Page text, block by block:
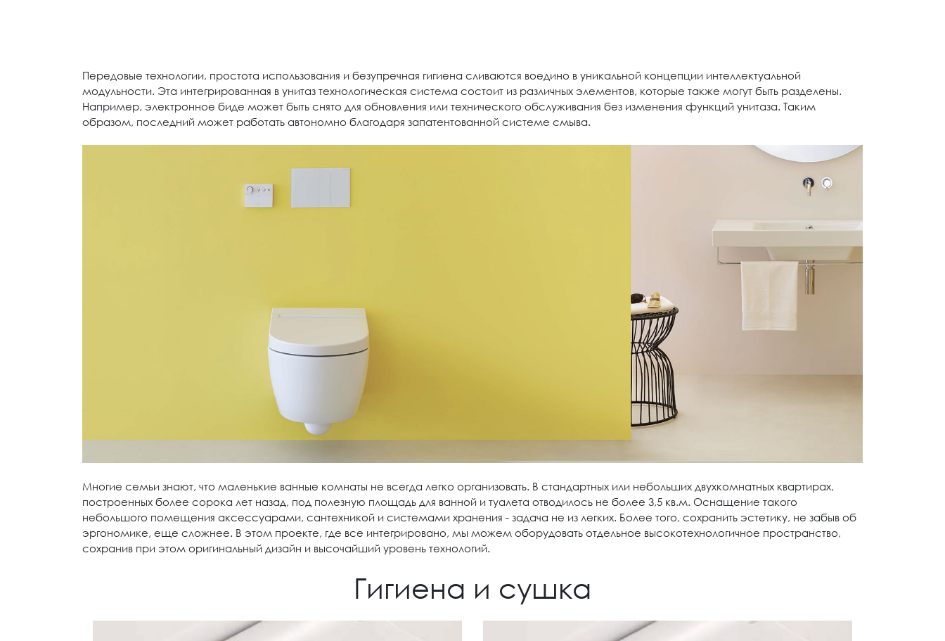
Передовые технологии, простота использования и безупречная гигиена сливаются воедино в уникальной концепции интеллектуальной
модульности. Эта интегрированная в унитаз технологическая система состоит из различных элементов, которые также могут быть разделены.
Например, электронное биде может быть снято для обновления или технического обслуживания без изменения функций унитаза. Таким
образом, последний может работать автономно благодаря запатентованной системе смыва.
Многие семьи знают, что маленькие ванные комнаты не всегда легко организовать. В стандартных или небольших двухкомнатных квартирах,
построенных более сорока лет назад, под полезную площадь для ванной и туалета отводилось не более 3,5 кв.м. Оснащение такого
небольшого помещения аксессуарами, сантехникой и системами хранения - задача не из легких. Более того, сохранить эстетику, не забыв об
эргономике, еще сложнее. В этом проекте, где все интегрировано, мы можем оборудовать отдельное высокотехнологичное пространство,
сохранив при этом оригинальный дизайн и высочайший уровень технологий.
Гигиена и сушка